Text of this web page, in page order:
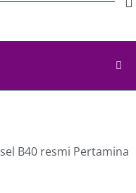
B40 resmi Pertamina